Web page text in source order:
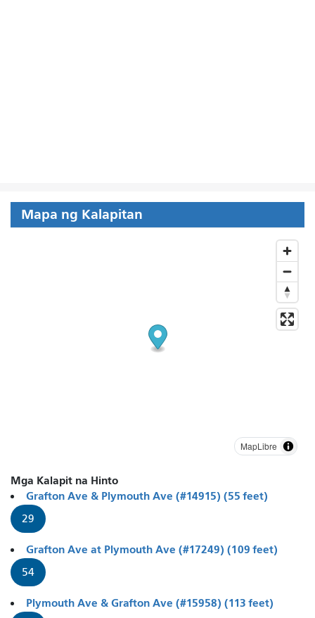
Mapa ng Kalapitan
MapLibre
Mga Kalapit na Hinto
Grafton Ave & Plymouth Ave (#14915) (55 feet)
29
Grafton Ave at Plymouth Ave (#17249) (109 feet)
54
Plymouth Ave & Grafton Ave (#15958) (113 feet)